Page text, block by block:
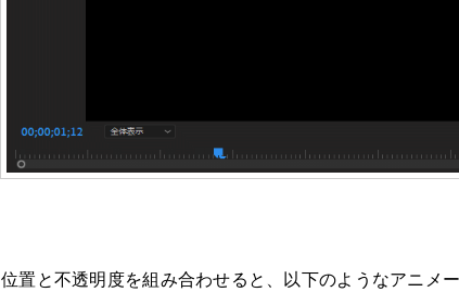
位置と不透明度を組み合わせると、以下のようなアニメ